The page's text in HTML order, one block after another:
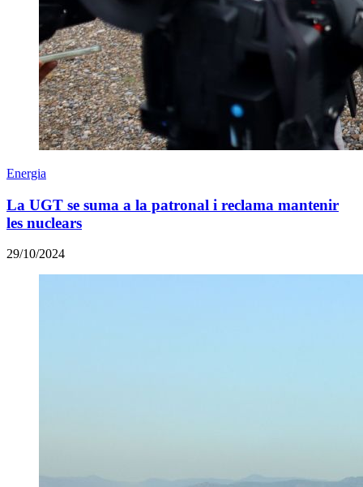
Energia
La UGT se suma a la patronal i reclama mantenir
les nuclears
29/10/2024